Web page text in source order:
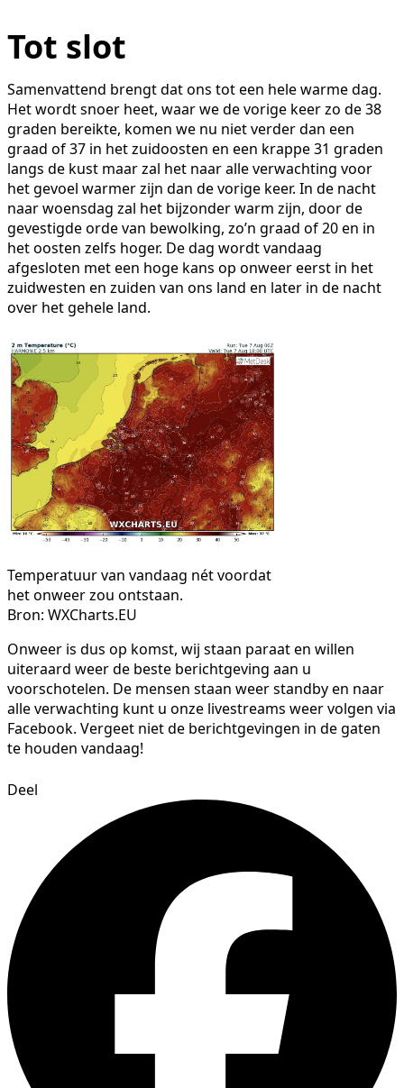
Tot slot
Samenvattend brengt dat ons tot een hele warme dag.
Het wordt snoer heet, waar we de vorige keer zo de 38
graden bereikte, komen we nu niet verder dan een
graad of 37 in het zuidoosten en een krappe 31 graden
langs de kust maar zal het naar alle verwachting voor
het gevoel warmer zijn dan de vorige keer. In de nacht
naar woensdag zal het bijzonder warm zijn, door de
gevestigde orde van bewolking, zo’n graad of 20 en in
het oosten zelfs hoger. De dag wordt vandaag
afgesloten met een hoge kans op onweer eerst in het
zuidwesten en zuiden van ons land en later in de nacht
over het gehele land.
Temperatuur van vandaag nét voordat
het onweer zou ontstaan.
Bron: WXCharts.EU
Onweer is dus op komst, wij staan paraat en willen
uiteraard weer de beste berichtgeving aan u
voorschotelen. De mensen staan weer standby en naar
alle verwachting kunt u onze livestreams weer volgen via
Facebook. Vergeet niet de berichtgevingen in de gaten
te houden vandaag!
Deel